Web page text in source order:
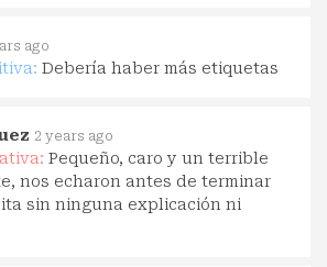
ago
Debería haber más etiquetas
2 years ago
Pequeño, caro y un terrible
nos echaron antes de terminar
sin ninguna explicación ni